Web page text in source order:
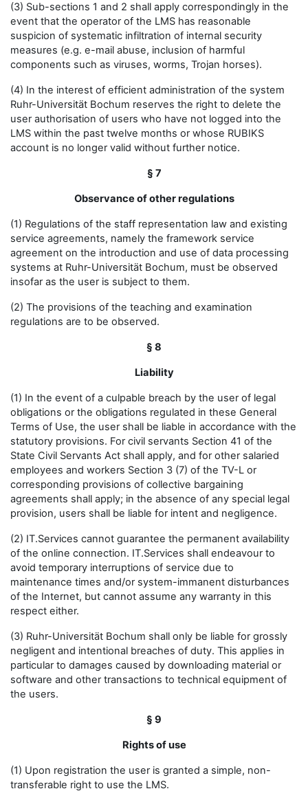
(3) Sub-sections 1 and 2 shall apply correspondingly in the
event that the operator of the LMS has reasonable
suspicion of systematic infiltration of internal security
measures (e.g. e-mail abuse, inclusion of harmful
components such as viruses, worms, Trojan horses).
(4) In the interest of efficient administration of the system
Ruhr-Universität Bochum reserves the right to delete the
user authorisation of users who have not logged into the
LMS within the past twelve months or whose RUBIKS
account is no longer valid without further notice.
§ 7
Observance of other regulations
(1) Regulations of the staff representation law and existing
service agreements, namely the framework service
agreement on the introduction and use of data processing
systems at Ruhr-Universität Bochum, must be observed
insofar as the user is subject to them.
(2) The provisions of the teaching and examination
regulations are to be observed.
§ 8
Liability
(1) In the event of a culpable breach by the user of legal
obligations or the obligations regulated in these General
Terms of Use, the user shall be liable in accordance with the
statutory provisions. For civil servants Section 41 of the
State Civil Servants Act shall apply, and for other salaried
employees and workers Section 3 (7) of the TV-L or
corresponding provisions of collective bargaining
agreements shall apply; in the absence of any special legal
provision, users shall be liable for intent and negligence.
(2) IT.Services cannot guarantee the permanent availability
of the online connection. IT.Services shall endeavour to
avoid temporary interruptions of service due to
maintenance times and/or system-immanent disturbances
of the Internet, but cannot assume any warranty in this
respect either.
(3) Ruhr-Universität Bochum shall only be liable for grossly
negligent and intentional breaches of duty. This applies in
particular to damages caused by downloading material or
software and other transactions to technical equipment of
the users.
§ 9
Rights of use
(1) Upon registration the user is granted a simple, non-
transferable right to use the LMS.